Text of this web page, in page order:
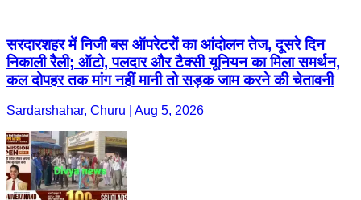
सरदारशहर में निजी बस ऑपरेटरों का आंदोलन तेज, दूसरे दिन
निकाली रैली; ऑटो, पलदार और टैक्सी यूनियन का मिला समर्थन,
कल दोपहर तक मांग नहीं मानी तो सड़क जाम करने की चेतावनी
Sardarshahar, Churu | Aug 5, 2026